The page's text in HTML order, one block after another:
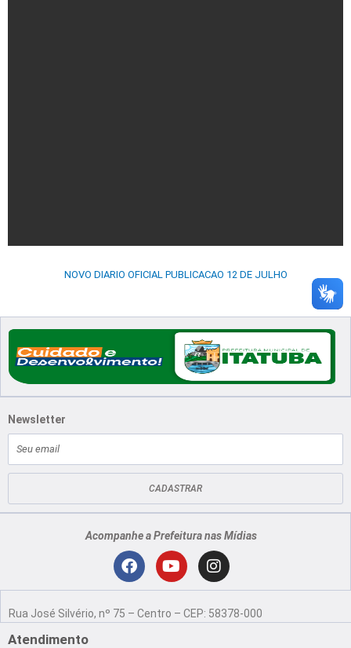
NOVO DIARIO OFICIAL PUBLICACAO 12 DE JULHO
Newsletter
mail
CADASTRAR
Acompanhe a Prefeitura nas Mídias
F
c
Y
u
I
n
s
Rua José Silvério, nº 75 – Centro – CEP: 58378-000
Atendimento